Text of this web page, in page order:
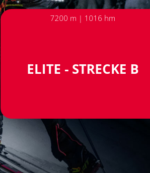
ELITE - STRECKE B
7200 m | 1016 hm